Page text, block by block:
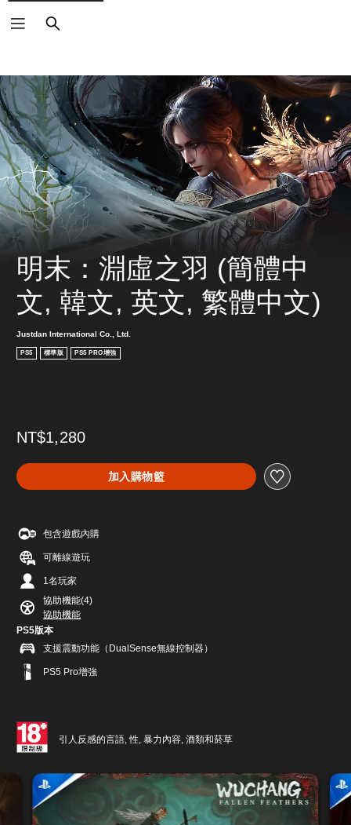
搜
尋
明末：淵虛之羽 (簡體中
文, 韓文, 英文, 繁體中文)
Justdan International Co., Ltd.
PS5 標準版 PS5 PRO增強
NT$1,280
加入購物籃
包含遊戲內購
可離線遊玩
1名玩家
協助機能(4)
協助機能
PS5版本
支援震動功能（DualSense無線控制器）
PS5 Pro增強
引人反感的言語, 性, 暴力內容, 酒類和菸草